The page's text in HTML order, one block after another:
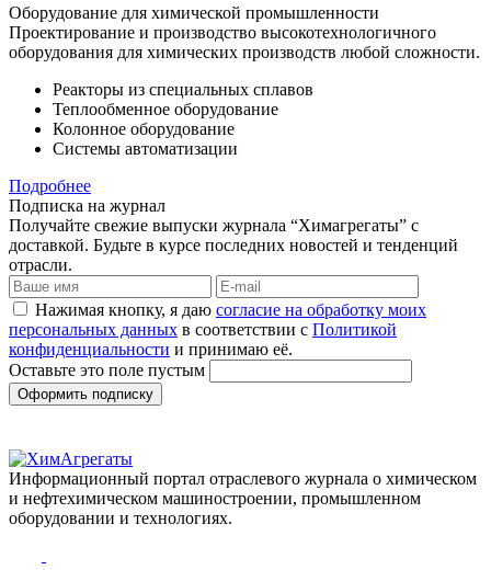
Оборудование для химической промышленности
Проектирование и производство высокотехнологичного
оборудования для химических производств любой сложности.
Реакторы из специальных сплавов
Теплообменное оборудование
Колонное оборудование
Системы автоматизации
Подробнее
Подписка на журнал
Получайте свежие выпуски журнала “Химагрегаты” с
доставкой. Будьте в курсе последних новостей и тенденций
отрасли.
Нажимая кнопку, я даю согласие на обработку моих
персональных данных в соответствии с Политикой
конфиденциальности и принимаю её.
Оставьте это поле пустым
Оформить подписку
Информационный портал отраслевого журнала о химическом
и нефтехимическом машиностроении, промышленном
оборудовании и технологиях.